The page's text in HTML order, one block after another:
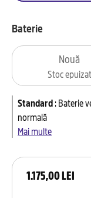
1.175,00 LEI
Baterie
Nouă
Stoc epuizat
Standard:Baterie
normală
Mai multe